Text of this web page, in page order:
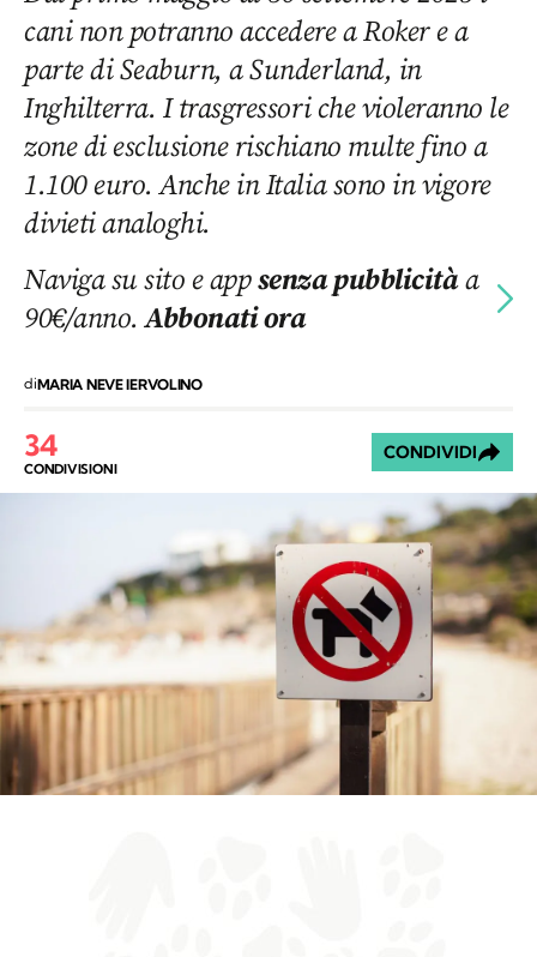
cani non potranno accedere a Roker e a
parte di Seaburn, a Sunderland, in
Inghilterra. I trasgressori che violeranno le
zone di esclusione rischiano multe fino a
1.100 euro. Anche in Italia sono in vigore
divieti analoghi.
Naviga su sito e appsenza pubblicitàa
90€/anno.Abbonati ora
diMARIA NEVE IERVOLINO
34
CONDIVISIONI
CONDIVIDI